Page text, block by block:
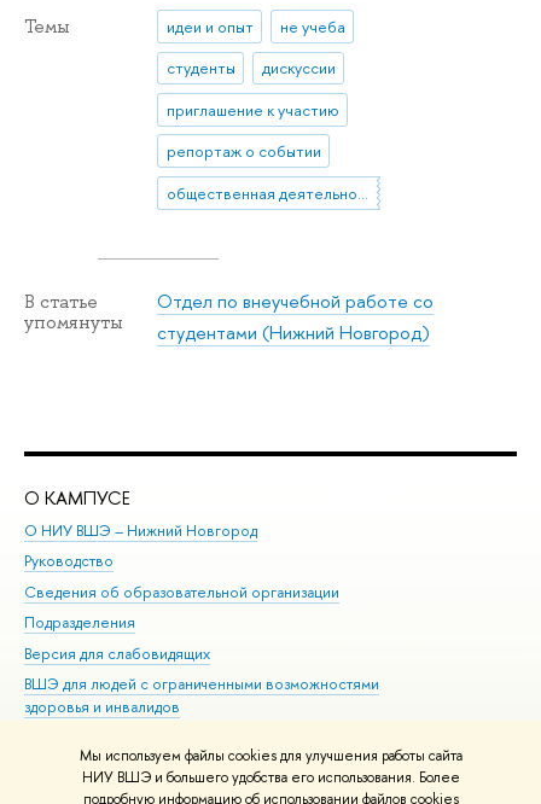
Мы используем файлы cookies для улучшения работы сайта
НИУ ВШЭ и большего удобства его использования. Более
подробную информацию об использовании файлов cookies
Темы идеи и опыт
не учеба
студенты
дискуссии
приглашение к участию
репортаж о событии
общественная деятельность
В статье
упомянуты
Отдел по внеучебной работе со
студентами (Нижний Новгород)
О КАМПУСЕ
О НИУ ВШЭ – Нижний Новгород
Руководство
Сведения об образовательной организации
Подразделения
Версия для слабовидящих
ВШЭ для людей с ограниченными возможностями
здоровья и инвалидов